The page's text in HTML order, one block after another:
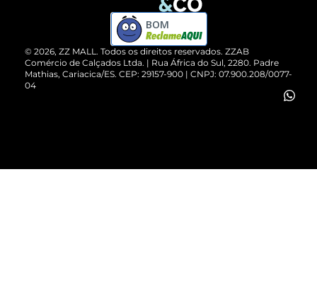
Cartão Presente
Vendas Corporativas
Compre pelo WhatsApp
© 2026, ZZ MALL. Todos os direitos reservados. ZZAB
Comércio de Calçados Ltda. | Rua África do Sul, 2280. Padre
Mathias, Cariacica/ES. CEP: 29157-900 | CNPJ: 07.900.208/0077-
04
BOM